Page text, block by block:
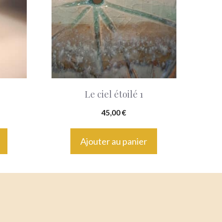
Le ciel étoilé 1
45,00€
Ajouter au panier